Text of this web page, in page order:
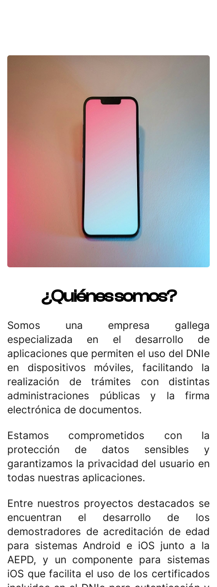
¿Quiénes somos?
Somos una empresa gallega
especializada en el desarrollo de
aplicaciones que permiten el uso del DNIe
en dispositivos móviles, facilitando la
realización de trámites con distintas
administraciones públicas y la firma
electrónica de documentos.
Estamos comprometidos con la
protección de datos sensibles y
garantizamos la privacidad del usuario en
todas nuestras aplicaciones.
Entre nuestros proyectos destacados se
encuentran el desarrollo de los
demostradores de acreditación de edad
para sistemas Android e iOS junto a la
AEPD, y un componente para sistemas
iOS que facilita el uso de los certificados